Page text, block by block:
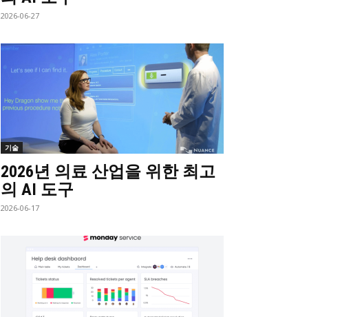
2026-06-27
기술
2026년 의료 산업을 위한 최고
의 AI 도구
2026-06-17